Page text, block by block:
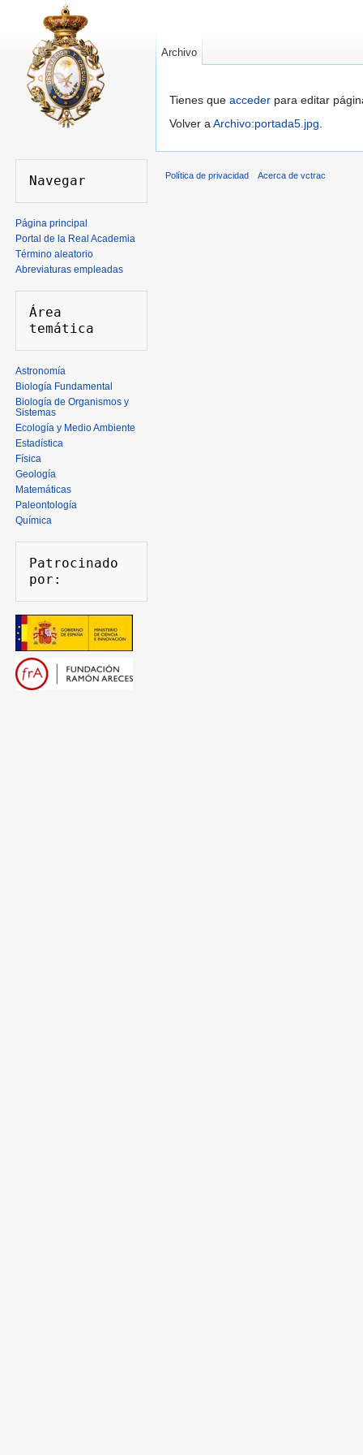
Tienes que acceder para editar
Volver aArchivo:portada5.jpg.
Archivo
Página principal
Portal de la Real Academia
Término aleatorio
Abreviaturas empleadas
Área
Astronomía
Biología Fundamental
Biología de Organismos y
Sistemas
Ecología y Medio Ambiente
Estadística
Física
Geología
Matemáticas
Paleontología
Química
Patrocinado
Política de privacidad Acerca de vctrac